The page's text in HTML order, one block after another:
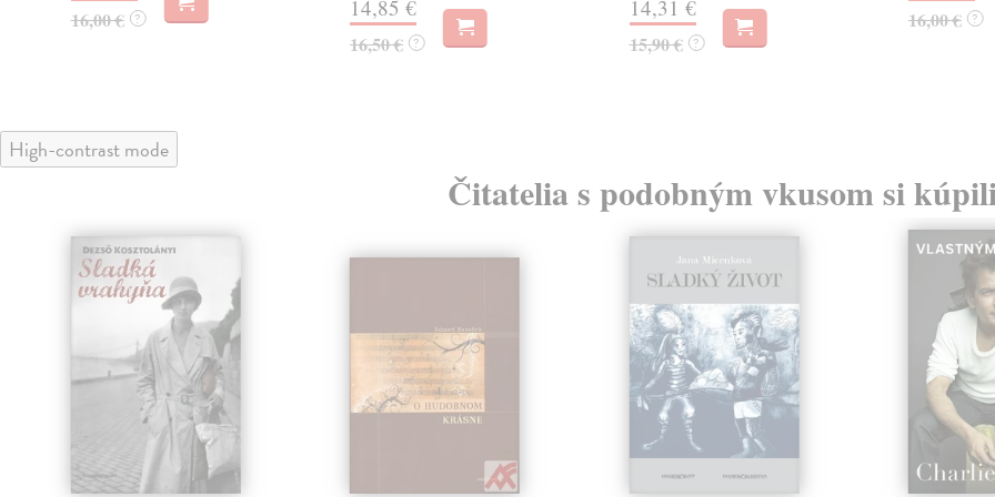
16,00 € ? 14,85 €
16,50 € ?
14,31 €
15,90 € ?
16,00 € ?
High-contrast mode
Čitatelia s podobným vkusom si